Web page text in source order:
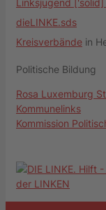
Linksjugend ['solid]
dieLINKE.sds
Kreisverbände in
Politische Bildung
Rosa Luxemburg
Kommunelinks
Kommission